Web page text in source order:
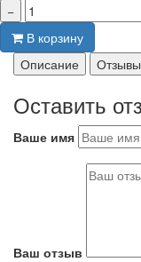
−
В корзину
Описание
Оставить
Ваше имя
Ваш отзыв